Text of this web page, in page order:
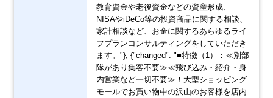
教育資金や老後資金などの資産形成、
NISAやiDeCo等の投資商品に関する相談、
家計相談など、お金に関するあらゆるライ
フプランコンサルティングをしていただき
ます。"}, {"changed": "■特徴（1）：≪別部
隊があり集客不要≫≪飛び込み・紹介・身
内営業など一切不要≫！大型ショッピング
モールでお買い物中の沢山のお客様を店内